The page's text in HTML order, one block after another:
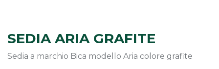
SEDIA ARIA GRAFITE
Sedia a marchio Bica modello Aria colore grafite